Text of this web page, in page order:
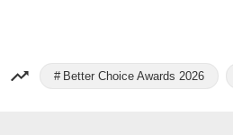
Better Choice Awards 2026